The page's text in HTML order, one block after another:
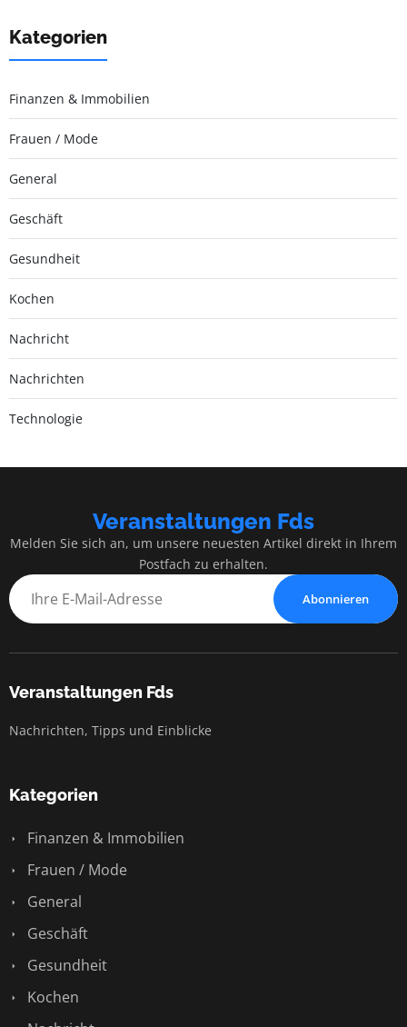
Kategorien
Finanzen & Immobilien
Frauen / Mode
General
Geschäft
Gesundheit
Kochen
Nachricht
Nachrichten
Technologie
Veranstaltungen Fds
Melden Sie sich an, um unsere neuesten Artikel direkt in Ihrem
Postfach zu erhalten.
Abonnieren
Veranstaltungen Fds
Nachrichten, Tipps und Einblicke
Kategorien
Finanzen & Immobilien
Frauen / Mode
General
Geschäft
Gesundheit
Kochen